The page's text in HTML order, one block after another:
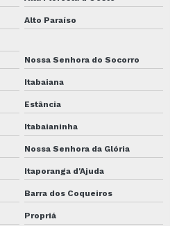
Alto Paraíso
Nossa Senhora do Socorro
Itabaiana
Estância
Itabaianinha
Nossa Senhora da Glória
Itaporanga d'Ajuda
Barra dos Coqueiros
Propriá